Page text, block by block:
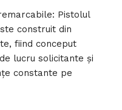
Pistolul
construit din
fiind conceput
lucru solicitante și
constante pe